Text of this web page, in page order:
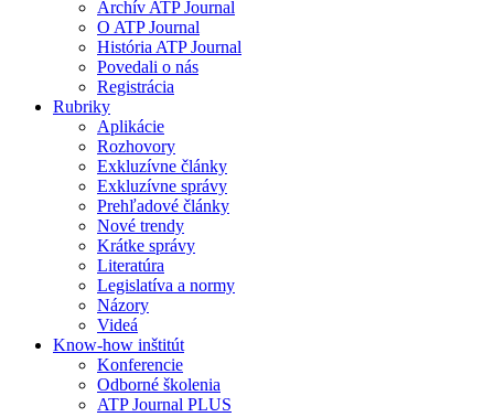
Archív ATP Journal
O ATP Journal
História ATP Journal
Povedali o nás
Registrácia
Rubriky
Aplikácie
Rozhovory
Exkluzívne články
Exkluzívne správy
Prehľadové články
Nové trendy
Krátke správy
Literatúra
Legislatíva a normy
Názory
Videá
Know-how inštitút
Konferencie
Odborné školenia
ATP Journal PLUS